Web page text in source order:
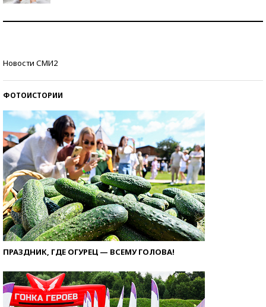
Новости СМИ2
ФОТОИСТОРИИ
ПРАЗДНИК, ГДЕ ОГУРЕЦ — ВСЕМУ ГОЛОВА!